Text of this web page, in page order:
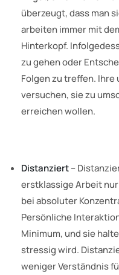
überzeugt, dass man
arbeiten immer mit
Hinterkopf.
zu gehen oder
Folgen zu treffen.
versuchen, sie zu
erreichen wollen.
Distanziert–
erstklassige Arbeit
bei absoluter
Persönliche
Minimum, und sie
stressig wird.
weniger Verständnis